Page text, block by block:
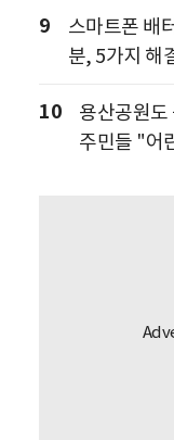
9
스마트폰 배
분, 5가지 해
10
용산공원
주민들 "어